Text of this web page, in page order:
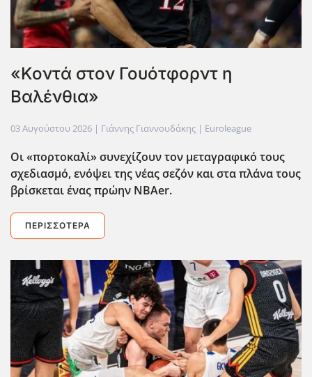
«Κοντά στον Γουότφορντ η
Βαλένθια»
03 Αυγούστου 2026 | Γιάννης Γιαννουδάκης | Euroleague
Οι «πορτοκαλί» συνεχίζουν τον μεταγραφικό τους
σχεδιασμό, ενόψει της νέας σεζόν και στα πλάνα τους
βρίσκεται ένας πρώην NBAer.
ΠΕΡΙΣΣΌΤΕΡΑ